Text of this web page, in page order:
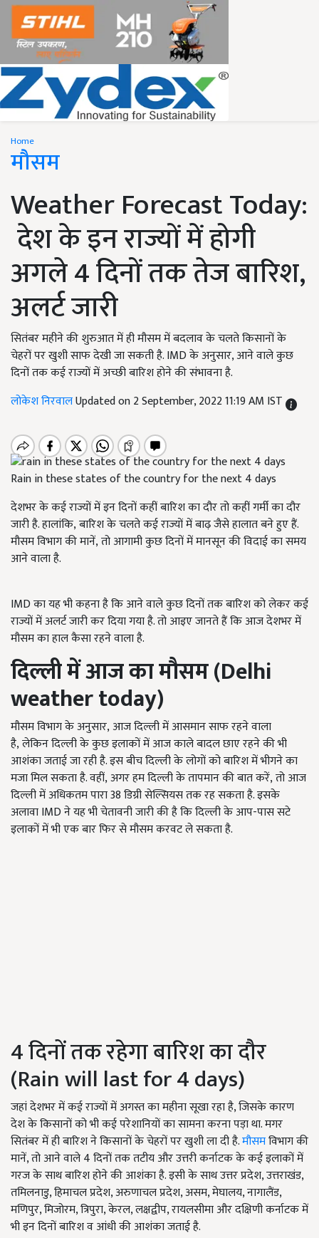
Home
मौसम
Weather Forecast Today:
देश के इन राज्यों में होगी
अगले 4 दिनों तक तेज बारिश,
अलर्ट जारी
सितंबर महीने की शुरुआत में ही मौसम में बदलाव के चलते किसानों के
चेहरों पर खुशी साफ देखी जा सकती है. IMD के अनुसार, आने वाले कुछ
दिनों तक कई राज्यों में अच्छी बारिश होने की संभावना है.
लोकेश निरवालUpdated on 2 September, 2022 11:19 AM IST
Rain in these states of the country for the next 4 days
देशभर के कई राज्यों में इन दिनों कहीं बारिश का दौर तो कहीं गर्मी का दौर
जारी है. हालांकि, बारिश के चलते कई राज्यों में बाढ़ जैसे हालात बने हुए हैं.
मौसम विभाग की मानें, तो आगामी कुछ दिनों में मानसून की विदाई का समय
आने वाला है.
IMD का यह भी कहना है कि आने वाले कुछ दिनों तक बारिश को लेकर कई
राज्यों में अलर्ट जारी कर दिया गया है. तो आइए जानते हैं कि आज देशभर में
मौसम का हाल कैसा रहने वाला है.
दिल्ली में आज का मौसम(Delhi
weather today)
मौसम विभाग के अनुसार, आज दिल्ली में आसमान साफ रहने वाला
है, लेकिन दिल्ली के कुछ इलाकों में आज काले बादल छाए रहने की भी
आशंका जताई जा रही है. इस बीच दिल्ली के लोगों को बारिश में भीगने का
मजा मिल सकता है. वहीं, अगर हम दिल्ली के तापमान की बात करें, तो आज
दिल्ली में अधिकतम पारा 38 डिग्री सेल्सियस तक रह सकता है. इसके
अलावा IMD ने यह भी चेतावनी जारी की है कि दिल्ली के आप-पास सटे
इलाकों में भी एक बार फिर से मौसम करवट ले सकता है.
4 दिनों तक रहेगा बारिश का दौर
(Rain will last for 4 days)
जहां देशभर में कई राज्यों में अगस्त का महीना सूखा रहा है, जिसके कारण
देश के किसानों को भी कई परेशानियों का सामना करना पड़ा था. मगर
सितंबर में ही बारिश ने किसानों के चेहरों पर खुशी ला दी है.मौसमविभाग की
मानें, तो आने वाले 4 दिनों तक तटीय और उत्तरी कर्नाटक के कई इलाकों में
गरज के साथ बारिश होने की आशंका है. इसी के साथ उत्तर प्रदेश, उत्तराखंड,
तमिलनाडु, हिमाचल प्रदेश, अरुणाचल प्रदेश, असम, मेघालय, नागालैंड,
मणिपुर, मिजोरम, त्रिपुरा, केरल, लक्षद्वीप, रायलसीमा और दक्षिणी कर्नाटक में
भी इन दिनों बारिश व आंधी की आशंका जताई है.